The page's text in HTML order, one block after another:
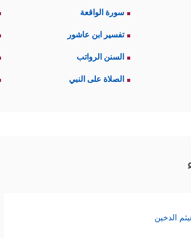
سورة الواقعة
تفسير ابن عاشور
السنن الرواتب
الصلاة على النبي
الدخين